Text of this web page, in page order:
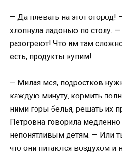
— Да плевать на этот
хлопнула ладонью по столу.
разогреют! Что им там
есть, продукты купим!
— Милая моя, подростков
каждую минуту, кормить
ними горы белья, решать их
Петровна говорила медленно
непонятливым детям. — Или
что они питаются воздухом и